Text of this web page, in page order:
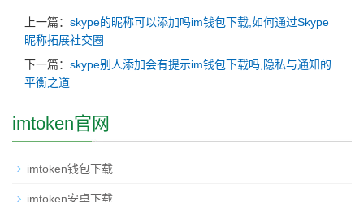
上一篇： skype的昵称可以添加吗im钱包下载,如何通过Skype
昵称拓展社交圈
下一篇： skype别人添加会有提示im钱包下载吗,隐私与通知的
平衡之道
imtoken官网
imtoken钱包下载
imtoken安卓下载